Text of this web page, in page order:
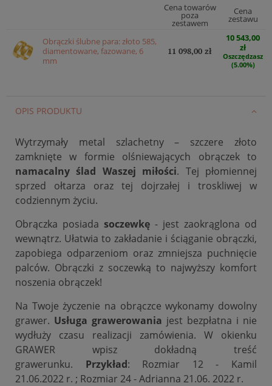
Cena towarów
poza
zestawem
Cena
zestawu
Obrączki ślubne para: złoto 585,
diamentowane, fazowane, 6
mm
11 098,00 zł
10 543,00
zł
Oszczędzasz
(5.00%)
OPIS PRODUKTU
Wytrzymały metal szlachetny – szczere złoto
zamknięte w formie olśniewających obrączek to
namacalny ślad Waszej miłości. Tej płomiennej
sprzed ołtarza oraz tej dojrzałej i troskliwej w
codziennym życiu.
Obrączka posiada soczewkę - jest zaokrąglona od
wewnątrz. Ułatwia to zakładanie i ściąganie obrączki,
zapobiega odparzeniom oraz zmniejsza puchnięcie
palców. Obrączki z soczewką to najwyższy komfort
noszenia obrączek!
Na Twoje życzenie na obrączce wykonamy dowolny
grawer. Usługa grawerowania jest bezpłatna i nie
wydłuży czasu realizacji zamówienia. W okienku
GRAWER wpisz dokładną treść
grawerunku.
Przykład: Rozmiar 12 - Kamil
21.06.2022 r. ; Rozmiar 24 - Adrianna 21.06. 2022 r.